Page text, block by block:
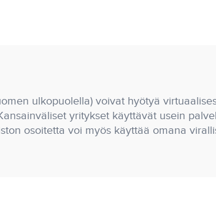
ulkopuolella) voivat hyötyä
yritykset käyttävät usein
osoitetta voi myös käyttää omana